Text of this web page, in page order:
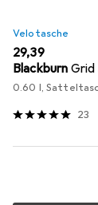
Velotasche
EUR
29,39
Blackburn Grid
0.60 l,
23